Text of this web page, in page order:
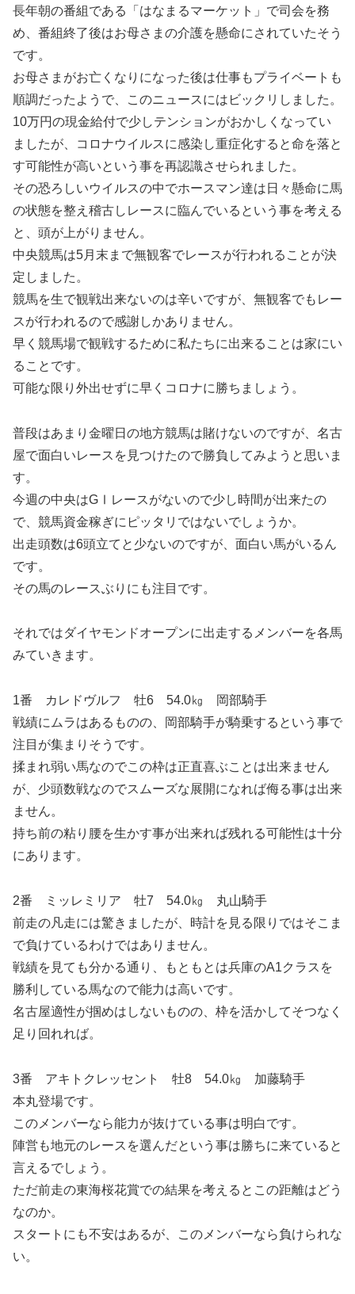
長年朝の番組である「はなまるマーケット」で司会を務
め、番組終了後はお母さまの介護を懸命にされていたそう
です。
お母さまがお亡くなりになった後は仕事もプライベートも
順調だったようで、このニュースにはビックリしました。
10万円の現金給付で少しテンションがおかしくなってい
ましたが、コロナウイルスに感染し重症化すると命を落と
す可能性が高いという事を再認識させられました。
その恐ろしいウイルスの中でホースマン達は日々懸命に馬
の状態を整え稽古しレースに臨んでいるという事を考える
と、頭が上がりません。
中央競馬は5月末まで無観客でレースが行われることが決
定しました。
競馬を生で観戦出来ないのは辛いですが、無観客でもレー
スが行われるので感謝しかありません。
早く競馬場で観戦するために私たちに出来ることは家にい
ることです。
可能な限り外出せずに早くコロナに勝ちましょう。
普段はあまり金曜日の地方競馬は賭けないのですが、名古
屋で面白いレースを見つけたので勝負してみようと思いま
す。
今週の中央はGⅠレースがないので少し時間が出来たの
で、競馬資金稼ぎにピッタリではないでしょうか。
出走頭数は6頭立てと少ないのですが、面白い馬がいるん
です。
その馬のレースぶりにも注目です。
それではダイヤモンドオープンに出走するメンバーを各馬
みていきます。
1番 カレドヴルフ 牡6 54.0㎏ 岡部騎手
戦績にムラはあるものの、岡部騎手が騎乗するという事で
注目が集まりそうです。
揉まれ弱い馬なのでこの枠は正直喜ぶことは出来ません
が、少頭数戦なのでスムーズな展開になれば侮る事は出来
ません。
持ち前の粘り腰を生かす事が出来れば残れる可能性は十分
にあります。
2番 ミッレミリア 牡7 54.0㎏ 丸山騎手
前走の凡走には驚きましたが、時計を見る限りではそこま
で負けているわけではありません。
戦績を見ても分かる通り、もともとは兵庫のA1クラスを
勝利している馬なので能力は高いです。
名古屋適性が掴めはしないものの、枠を活かしてそつなく
足り回れれば。
3番 アキトクレッセント 牡8 54.0㎏ 加藤騎手
本丸登場です。
このメンバーなら能力が抜けている事は明白です。
陣営も地元のレースを選んだという事は勝ちに来ていると
言えるでしょう。
ただ前走の東海桜花賞での結果を考えるとこの距離はどう
なのか。
スタートにも不安はあるが、このメンバーなら負けられな
い。